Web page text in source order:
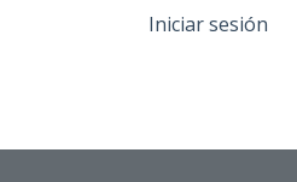
de Mostrar submenú de
Iniciar sesión